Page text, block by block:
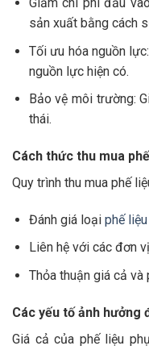
sản xuất bằng cách
Tối ưu hóa nguồn
nguồn lực hiện có.
Bảo vệ môi trường:
thái.
Cách thức thu mua
Quy trình thu mua phế
Đánh giá loại phế liệu
Liên hệ với các đơn
Thỏa thuận giá cả
Các yếu tố ảnh hưởng
Giá cả của phế liệu